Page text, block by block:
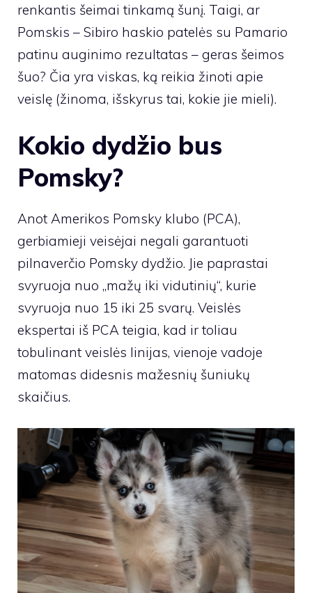
renkantis šeimai tinkamą šunį. Taigi, ar
Pomskis – Sibiro haskio patelės su Pamario
patinu auginimo rezultatas – geras šeimos
šuo? Čia yra viskas, ką reikia žinoti apie
veislę (žinoma, išskyrus tai, kokie jie mieli).
Kokio dydžio bus
Pomsky?
Anot Amerikos Pomsky klubo (PCA),
gerbiamieji veisėjai negali garantuoti
pilnaverčio Pomsky dydžio. Jie paprastai
svyruoja nuo „mažų iki vidutinių“, kurie
svyruoja nuo 15 iki 25 svarų. Veislės
ekspertai iš PCA teigia, kad ir toliau
tobulinant veislės linijas, vienoje vadoje
matomas didesnis mažesnių šuniukų
skaičius.